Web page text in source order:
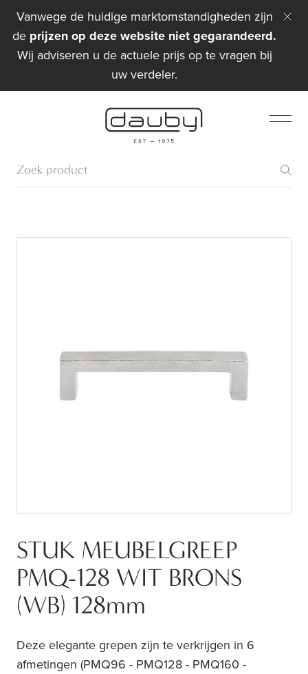
Vanwege de huidige marktomstandigheden zijn
de prijzen op deze website niet gegarandeerd.
Wij adviseren u de actuele prijs op te vragen bij
uw verdeler.
STUK MEUBELGREEP
PMQ-128 WIT BRONS
(WB) 128mm
Deze elegante grepen zijn te verkrijgen in 6
afmetingen (PMQ96 - PMQ128 - PMQ160 -